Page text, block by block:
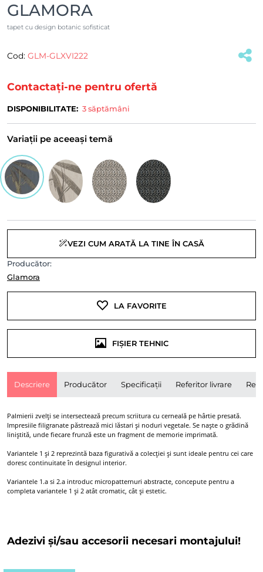
GLAMORA
tapet cu design botanic sofisticat
Cod: GLM-GLXVI222
Contactați-ne pentru ofertă
DISPONIBILITATE: 3 săptămâni
Variații pe aceeași temă
VEZI CUM ARATĂ LA TINE ÎN CASĂ
Producător:
Glamora
LA FAVORITE
FIȘIER TEHNIC
Descriere Producător Specificații Referitor livrare
Palmierii zvelți se intersectează precum scriitura cu cerneală pe hârtie presată.
Impresiile filigranate păstrează mici lăstari și noduri vegetale. Se naște o grădină
liniștită, unde fiecare frunză este un fragment de memorie imprimată.
Variantele 1 și 2 reprezintă baza figurativă a colecției și sunt ideale pentru cei care
doresc continuitate în designul interior.
Variantele 1.a si 2.a introduc micropatternuri abstracte, concepute pentru a
completa variantele 1 și 2 atât cromatic, cât și estetic.
Adezivi și/sau accesorii necesari montajului!